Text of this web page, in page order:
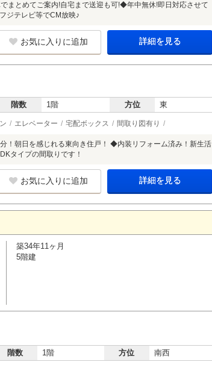
とめてご案内!自宅まで送迎も可!◆年中無休!即日対応させて
ジテレビ等でCM放映♪
お気に入りに追加 詳細を見る
階数 1階 方位 東
エレベーター 宅配ボックス 間取り図有り
！朝日を感じれる東向き住戸！ ◆内装リフォーム済み！新生活
タイプの間取りです！
お気に入りに追加 詳細を見る
築34年11ヶ月
5階建
階数 1階 方位 南西